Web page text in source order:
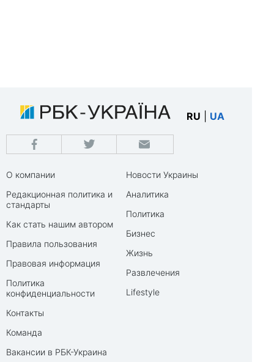
RU UA
О компании
Редакционная политика и
стандарты
Как стать нашим автором
Правила пользования
Правовая информация
Политика
конфиденциальности
Контакты
Команда
Вакансии в РБК-Украина
Новости Украины
Аналитика
Политика
Бизнес
Жизнь
Развлечения
Lifestyle